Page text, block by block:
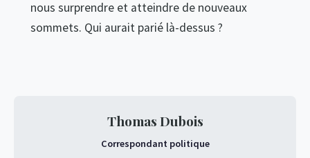
nous surprendre et atteindre de nouveaux
sommets. Qui aurait parié là-dessus ?
Thomas Dubois
Correspondant politique